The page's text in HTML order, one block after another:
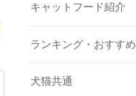
キャットフード紹介
ランキング・おすすめ
犬猫共通